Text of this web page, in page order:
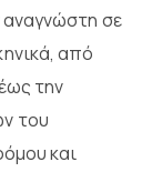
αναγνώστη σε
από
την
του
και